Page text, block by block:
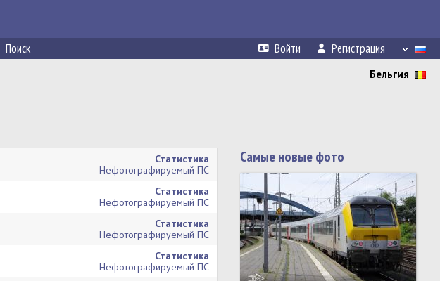
Поиск Войти Регистрация
Бельгия
Статистика
Нефотографируемый ПС
Статистика
Нефотографируемый ПС
Статистика
Нефотографируемый ПС
Статистика
Нефотографируемый ПС
Самые новые фото